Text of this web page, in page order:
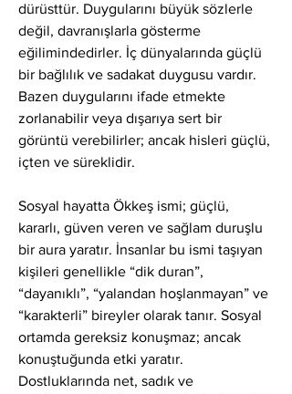
dürüsttür. Duygularını büyük sözlerle
değil, davranışlarla gösterme
eğilimindedirler. İç dünyalarında güçlü
bir bağlılık ve sadakat duygusu vardır.
Bazen duygularını ifade etmekte
zorlanabilir veya dışarıya sert bir
görüntü verebilirler; ancak hisleri güçlü,
içten ve süreklidir.
Sosyal hayatta Ökkeş ismi; güçlü,
kararlı, güven veren ve sağlam duruşlu
bir aura yaratır. İnsanlar bu ismi taşıyan
kişileri genellikle “dik duran”,
“dayanıklı”, “yalandan hoşlanmayan” ve
“karakterli” bireyler olarak tanır. Sosyal
ortamda gereksiz konuşmaz; ancak
konuştuğunda etki yaratır.
Dostluklarında net, sadık ve